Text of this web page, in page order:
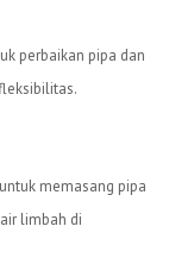
perbaikan pipa dan
memasang pipa
limbah di